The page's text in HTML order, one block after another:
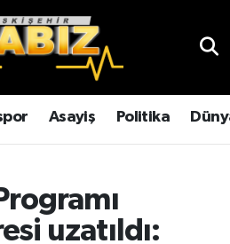
Asayiş Politika
uzatıldı:
Haritası
Durumu ve Fikstür